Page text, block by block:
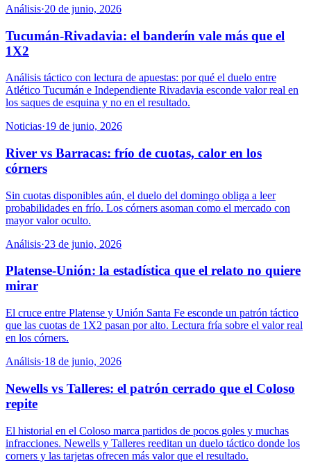
Análisis·20 de junio, 2026
Tucumán-Rivadavia: el banderín vale más que el
1X2
Análisis táctico con lectura de apuestas: por qué el duelo entre
Atlético Tucumán e Independiente Rivadavia esconde valor real en
los saques de esquina y no en el resultado.
Noticias·19 de junio, 2026
River vs Barracas: frío de cuotas, calor en los
córners
Sin cuotas disponibles aún, el duelo del domingo obliga a leer
probabilidades en frío. Los córners asoman como el mercado con
mayor valor oculto.
Análisis·23 de junio, 2026
Platense-Unión: la estadística que el relato no quiere
mirar
El cruce entre Platense y Unión Santa Fe esconde un patrón táctico
que las cuotas de 1X2 pasan por alto. Lectura fría sobre el valor real
en los córners.
Análisis·18 de junio, 2026
Newells vs Talleres: el patrón cerrado que el Coloso
repite
El historial en el Coloso marca partidos de pocos goles y muchas
infracciones. Newells y Talleres reeditan un duelo táctico donde los
corners y las tarjetas ofrecen más valor que el resultado.